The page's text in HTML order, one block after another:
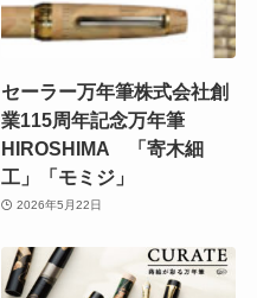
セーラー万年筆株式会社創
業115周年記念万年筆
HIROSHIMA 「寄木細
工」「モミジ」
2026年5月22日